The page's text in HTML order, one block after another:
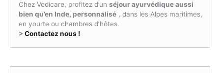
Chez Vedicare, profitez d’unséjour ayurvédique aussi
bien qu’en Inde, personnalisé , dans les Alpes maritimes,
en yourte ou chambres d’hôtes.
>Contactez nous !